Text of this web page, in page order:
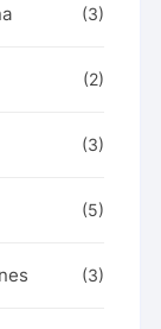
(3)
(2)
(3)
(5)
(3)